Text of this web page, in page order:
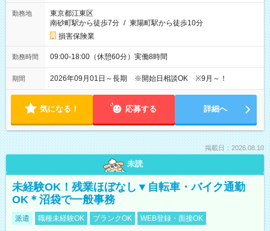
勤務地
東京都江東区
南砂町駅から徒歩7分 / 東陽町駅から徒歩10分
損害保険業
勤務時間 09:00-18:00（休憩60分）実働8時間
期間 2026年09月01日～長期 ※開始日相談OK ※9月～！
気になる！ 応募する 詳細へ
掲載日：2026.08.10
未読
未経験OK！残業ほぼなし▼自転車・バイク通勤
OK＊沼袋で一般事務
派遣 職種未経験OK ブランクOK WEB登録・面接OK